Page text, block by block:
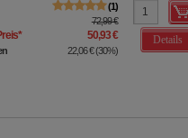
1
72,99 €
* 50,93 €
22,06 €(30%)
Details